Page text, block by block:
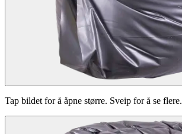
Tap bildet for å åpne større. Sveip for å se flere.